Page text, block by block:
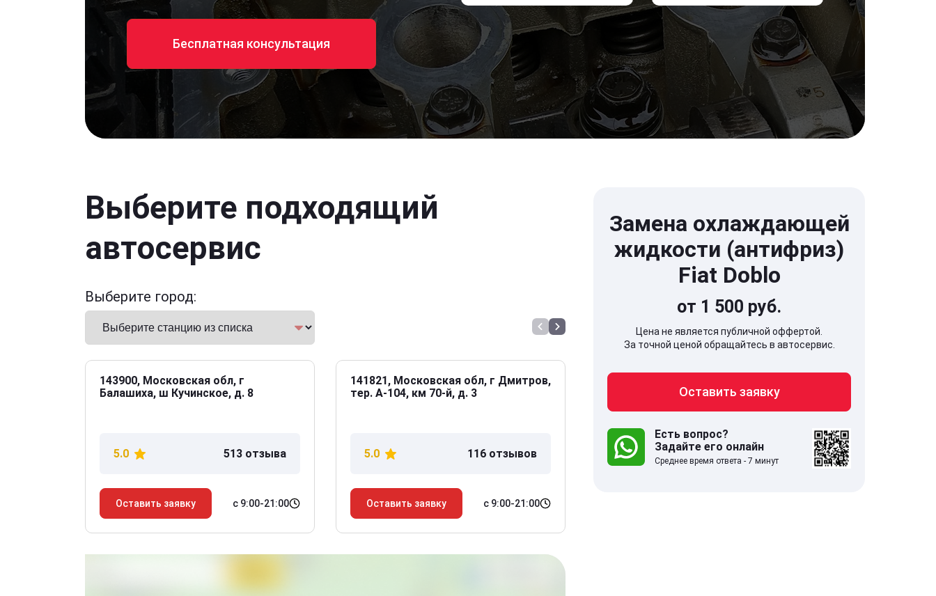
Бесплатная консультация
Выберите подходящий
автосервис
Выберите город:
143900, Московская обл, г
Балашиха, ш Кучинское, д. 8
5.0 513 отзыва
Оставить заявку с 9:00-21:00
141821, Московская обл, г Дмитров,
тер. А-104, км 70-й, д. 3
5.0 116 отзывов
Оставить заявку с 9:00-21:00
141707, Московская обл,
Долгопрудный г, Береговой проезд,
дом 5
5.0 332 отзыва
Замена охлаждающей
жидкости (антифриз)
Fiat Doblo
от 1 500 руб.
Цена не является публичной оффертой.
За точной ценой обращайтесь в автосервис.
Оставить заявку
Есть вопрос?
Задайте его онлайн
Среднее время ответа - 7 минут